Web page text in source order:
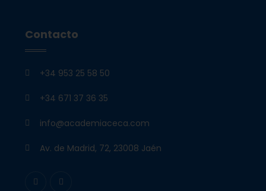
Contacto
+34 953 25 58 50
+34 671 37 36 35
info@academiaceca.com
Av. de Madrid, 72, 23008 Jaén